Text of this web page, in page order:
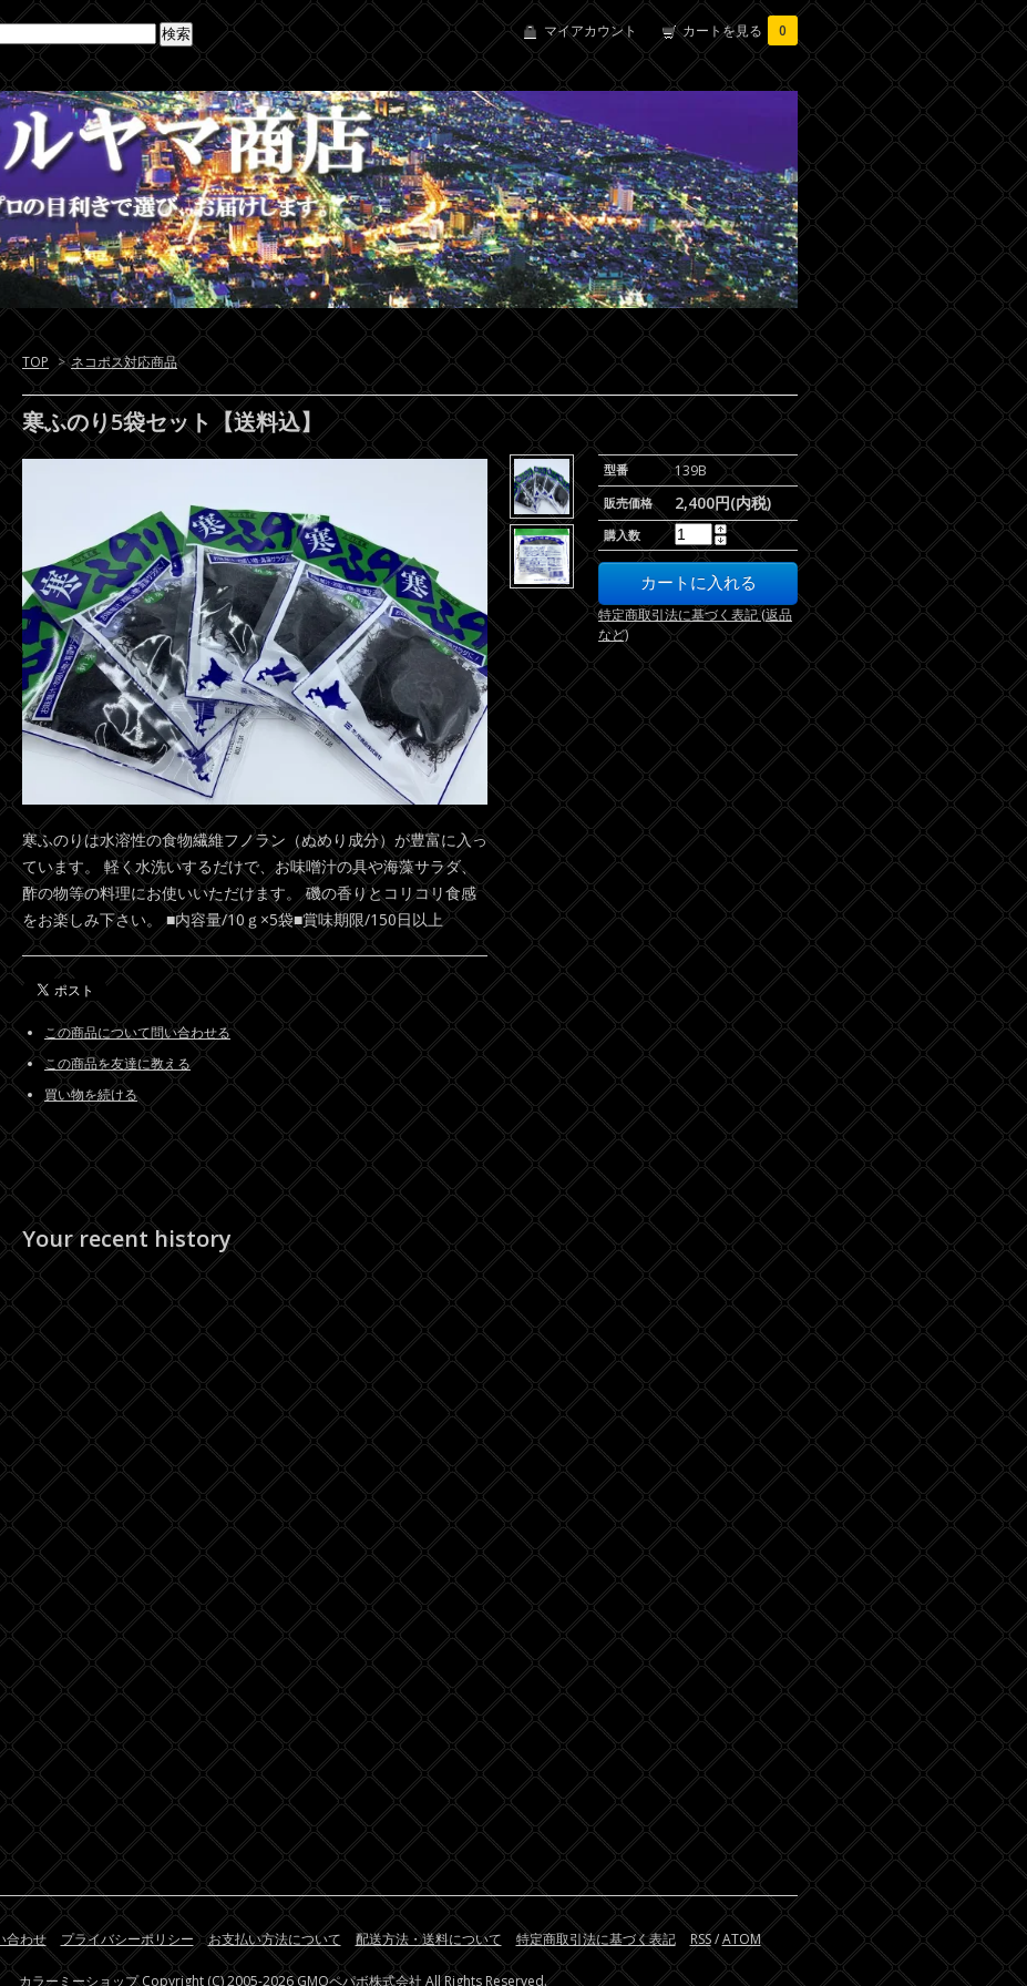
マイアカウント カートを見る 0
TOP > ネコポス対応商品
寒ふのり5袋セット【送料込】
型番 139B
販売価格 2,400円(内税)
購入数
特定商取引法に基づく表記 (返品
など)
寒ふのりは水溶性の食物繊維フノラン（ぬめり成分）が豊富に入っ
ています。 軽く水洗いするだけで、お味噌汁の具や海藻サラダ、
酢の物等の料理にお使いいただけます。 磯の香りとコリコリ食感
をお楽しみ下さい。 ■内容量/10ｇ×5袋■賞味期限/150日以上
この商品について問い合わせる
この商品を友達に教える
買い物を続ける
Your recent history
合わせ プライバシーポリシー お支払い方法について 配送方法・送料について 特定商取引法に基づく表記 RSS/ATOM
カラーミーショップCopyright (C) 2005-2026GMOペパボ株式会社 All Rights Reserved.